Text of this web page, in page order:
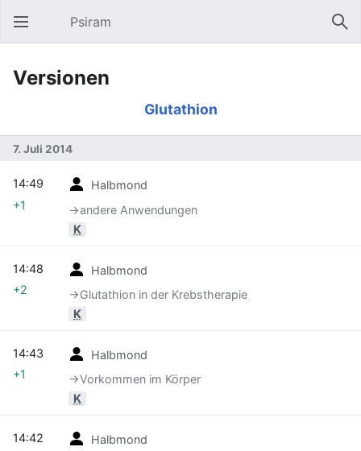
Hauptmenü öffnen Psiram
Versionen
Glutathion
7. Juli 2014
Halbmond
→‎andere Anwendungen
K
14:49
+1
Halbmond
→‎Glutathion in der Krebstherapie
K
14:48
+2
Halbmond
→‎Vorkommen im Körper
K
14:43
+1
Halbmond
14:42